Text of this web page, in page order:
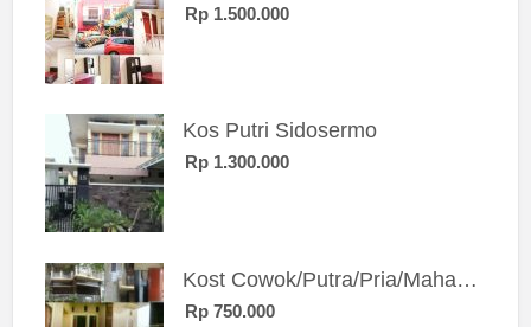
Rp 1.500.000
Kos Putri Sidosermo
Rp 1.300.000
Kost Cowok/Putra/Pria/Mahasiswa/Karyawan SIngle eksklusif bangunan baru
Rp 750.000